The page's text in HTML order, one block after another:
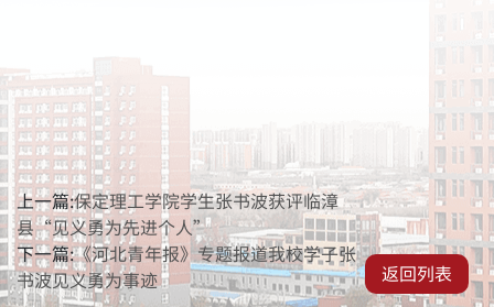
上一篇:保定理工学院学生张书波获评临漳
县“见义勇为先进个人”
下一篇:《河北青年报》专题报道我校学子张
书波见义勇为事迹
返回列表